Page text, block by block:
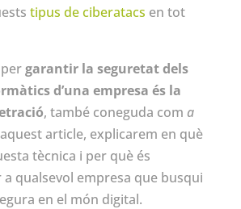
tipus de ciberatacs en tot
garantir la seguretat dels
d’una empresa és la
, també coneguda com a
article, explicarem en què
tècnica i per què és
qualsevol empresa que busqui
en el món digital.